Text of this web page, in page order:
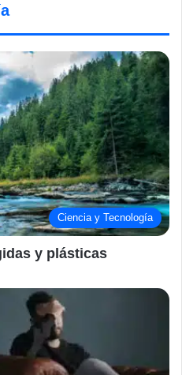
Ciencia y Tecnología
y plásticas